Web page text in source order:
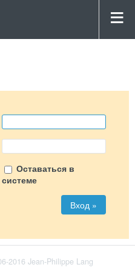
Оставаться в
системе
2016 Jean-Philippe Lang